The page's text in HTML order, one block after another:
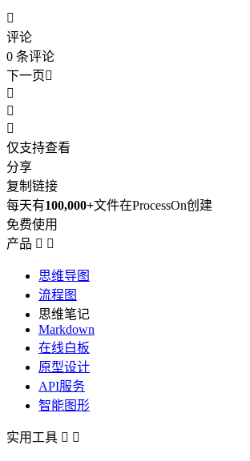

评论
0 条评论
下一页



仅支持查看
分享
复制链接
每天有100,000+文件在ProcessOn创建
免费使用
产品  
思维导图
流程图
思维笔记
Markdown
在线白板
原型设计
API服务
智能图形
实用工具  